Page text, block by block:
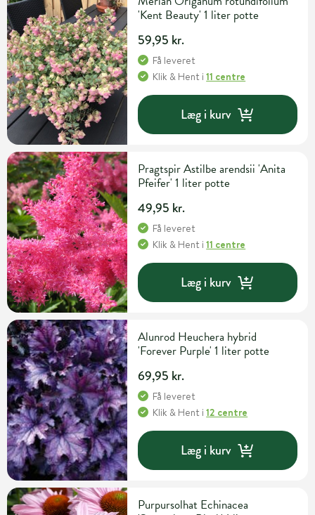
'Kent Beauty' 1 liter potte
59,95 kr.
Få leveret
Klik & Hent i11 centre
Læg i kurv
Pragtspir Astilbe arendsii 'Anita
Pfeifer' 1 liter potte
49,95 kr.
Få leveret
Klik & Hent i11 centre
Læg i kurv
Alunrod Heuchera hybrid
'Forever Purple' 1 liter potte
69,95 kr.
Få leveret
Klik & Hent i12 centre
Læg i kurv
Purpursolhat Echinacea